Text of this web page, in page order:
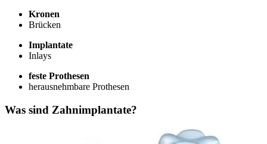
Kronen
Brücken
Implantate
Inlays
feste Prothesen
herausnehmbare Prothesen
Was sind Zahnimplantate?